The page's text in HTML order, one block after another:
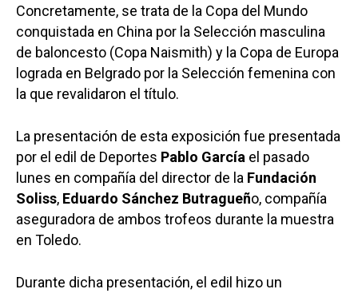
Concretamente, se trata de la Copa del Mundo
conquistada en China por la Selección masculina
de baloncesto (Copa Naismith) y la Copa de Europa
lograda en Belgrado por la Selección femenina con
la que revalidaron el título.
La presentación de esta exposición fue presentada
por el edil de Deportes Pablo García el pasado
lunes en compañía del director de la Fundación
Soliss, Eduardo Sánchez Butragueño, compañía
aseguradora de ambos trofeos durante la muestra
en Toledo.
Durante dicha presentación, el edil hizo un